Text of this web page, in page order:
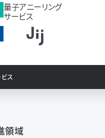
量子アニーリング
サービス
ス
領域